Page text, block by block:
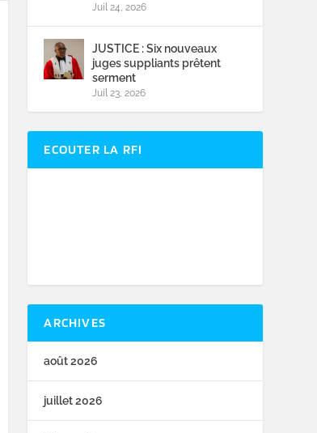
Juil 24, 2026
JUSTICE : Six nouveaux
juges suppliants prêtent
serment
Juil 23, 2026
ECOUTER LA RFI
ARCHIVES
août 2026
juillet 2026